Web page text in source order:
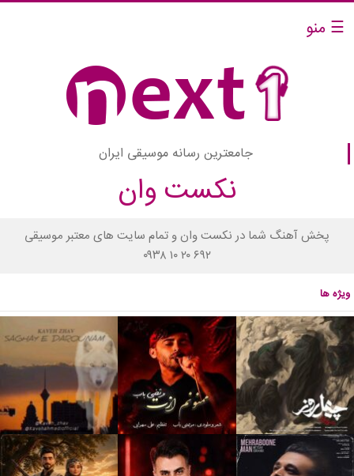
☰ منو
جامعترین رسانه موسیقی ایران
نکست وان
پخش آهنگ شما در نکست وان و تمام سایت های معتبر موسیقی
۰۹۳۸ ۱۰ ۲۰ ۶۹۲
ویژه ها